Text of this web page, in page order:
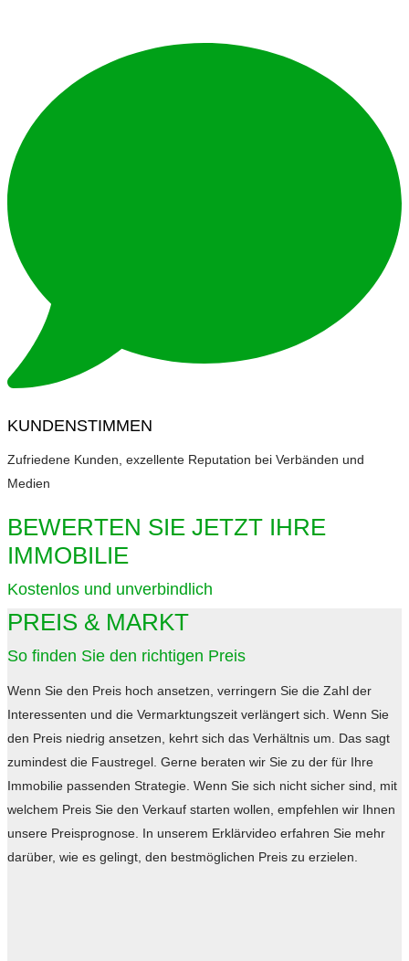
KUNDENSTIMMEN
Zufriedene Kunden, exzellente Reputation bei Verbänden und
Medien
BEWERTEN SIE JETZT IHRE
IMMOBILIE
Kostenlos und unverbindlich
PREIS & MARKT
So finden Sie den richtigen Preis
Wenn Sie den Preis hoch ansetzen, verringern Sie die Zahl der
Interessenten und die Vermarktungszeit verlängert sich. Wenn Sie
den Preis niedrig ansetzen, kehrt sich das Verhältnis um. Das sagt
zumindest die Faustregel. Gerne beraten wir Sie zu der für Ihre
Immobilie passenden Strategie. Wenn Sie sich nicht sicher sind, mit
welchem Preis Sie den Verkauf starten wollen, empfehlen wir Ihnen
unsere Preisprognose. In unserem Erklärvideo erfahren Sie mehr
darüber, wie es gelingt, den bestmöglichen Preis zu erzielen.